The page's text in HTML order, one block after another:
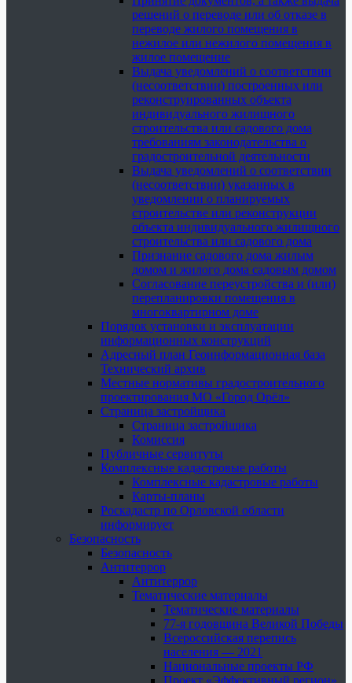
решений о переводе или об отказе в
переводе жилого помещения в
нежилое или нежилого помещения в
жилое помещение
Выдача уведомлений о соответствии
(несоответствии) построенных или
реконструированных объекта
индивидуального жилищного
строительства или садового дома
требованиям законодательства о
градостроительной деятельности
Выдача уведомлений о соответствии
(несоответствии) указанных в
уведомлении о планируемых
строительстве или реконструкции
объекта индивидуального жилищного
строительства или садового дома
Признание садового дома жилым
домом и жилого дома садовым домом
Согласование переустройства и (или)
перепланировки помещения в
многоквартирном доме
Порядок установки и эксплуатации
информационных конструкций
Адресный план Геоинформационная база
Технический архив
Местные нормативы градостроительного
проектирования МО «Город Орёл»
Страница застройщика
Страница застройщика
Комиссия
Публичные сервитуты
Комплексные кадастровые работы
Комплексные кадастровые работы
Карты-планы
Роскадастр по Орловской области
информирует
Безопасность
Безопасность
Антитеррор
Антитеррор
Тематические материалы
Тематические материалы
77-я годовщина Великой Победы
Всероссийская перепись
населения — 2021
Национальные проекты РФ
Проект «Эффективный регион»